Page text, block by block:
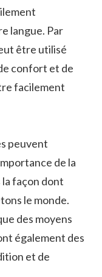
langue. Par
être utilisé
confort et de
facilement
peuvent
de la
façon dont
le monde.
des moyens
également des
et de